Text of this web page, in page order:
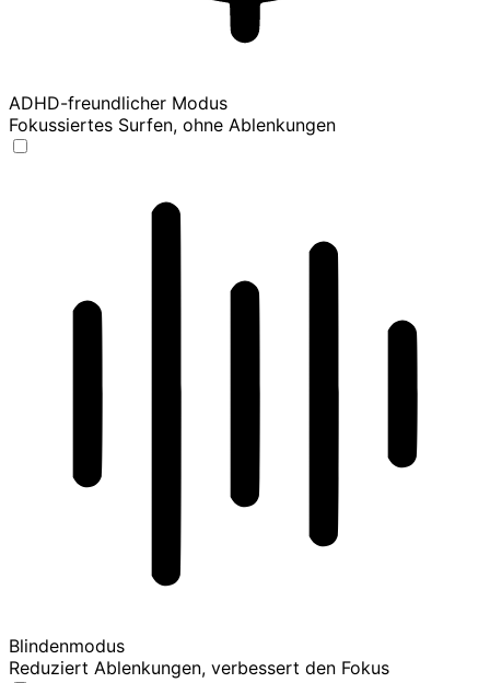
ADHD-freundlicher Modus
Fokussiertes Surfen, ohne Ablenkungen
Blindenmodus
Reduziert Ablenkungen, verbessert den Fokus